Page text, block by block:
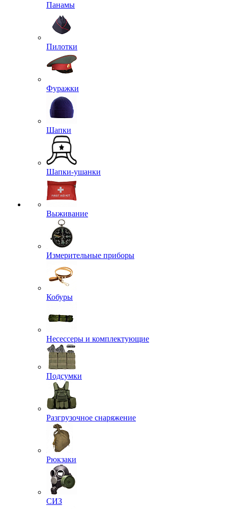
Панамы
Пилотки
Фуражки
Шапки
Шапки-ушанки
Выживание
Измерительные приборы
Кобуры
Несессеры и комплектующие
Подсумки
Разгрузочное снаряжение
Рюкзаки
СИЗ